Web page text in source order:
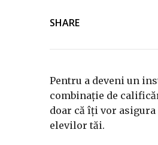
SHARE
Pentru a deveni un
combinație de
doar că îți vor
elevilor tăi.